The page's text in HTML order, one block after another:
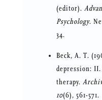
(editor).
Psychology.
34.
Beck, A. T.
depression: II.
therapy.
10(6), 561-571.